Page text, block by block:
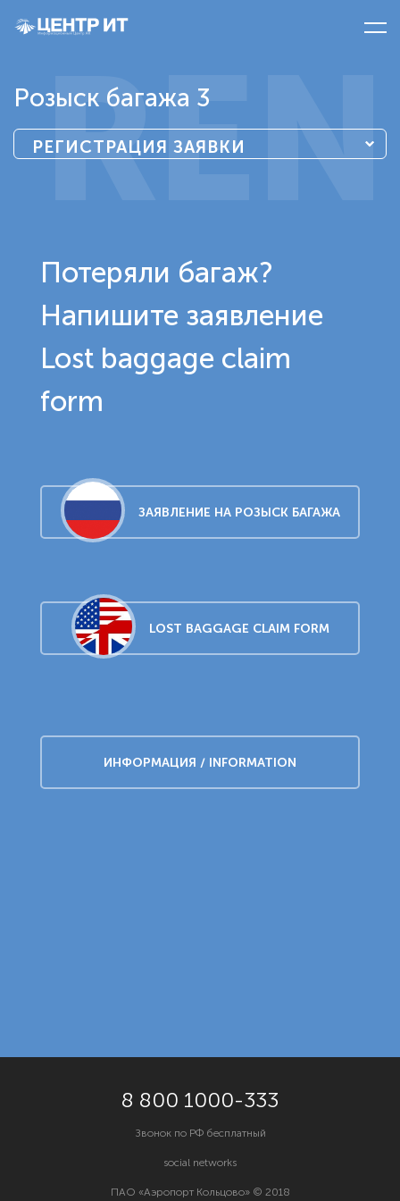
REN
Розыск багажа 3
РЕГИСТРАЦИЯ ЗАЯВКИ
8 800 1000-333
Звонок по РФ бесплатный
social networks
ПАО «Аэропорт Кольцово» © 2018